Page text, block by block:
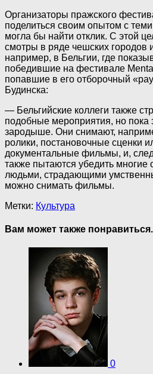
Организаторы пражского
поделиться своим опытом с
могла бы найти отклик. С этой
смотры в ряде чешских городов
например, в Бельгии, где
победившие на фестивале
попавшие в его отборочный
Будинска:
— Бельгийские коллеги также
подобные мероприятия, но пока
зародыше. Они снимают,
ролики, постановочные сценки
документальные фильмы, и,
также пытаются убедить многие
людьми, страдающими
можно снимать фильмы.
Метки: Культура
Вам может также
0